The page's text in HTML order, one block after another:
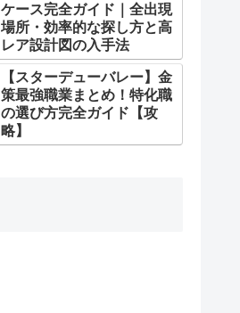
ケース完全ガイド｜全出現
場所・効率的な探し方と高
レア設計図の入手法
【スターデューバレー】金
策最強職業まとめ！特化職
の選び方完全ガイド【攻
略】